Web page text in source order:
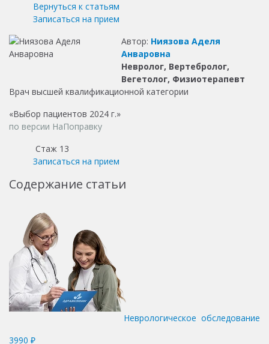
Вернуться к статьям
Записаться на прием
Автор: Ниязова Аделя
Анваровна
Невролог, Вертебролог,
Вегетолог, Физиотерапевт
Врач высшей квалификационной категории
«Выбор пациентов 2024 г.»
по версии НаПоправку
Стаж 13
Записаться на прием
Содержание статьи
Неврологическое обследование
3990 ₽